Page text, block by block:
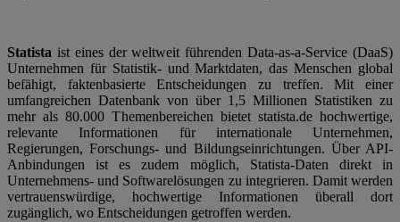
Statista ist eines der weltweit führenden Data-as-a-Service (DaaS)
Unternehmen für Statistik- und Marktdaten, das Menschen global
befähigt, faktenbasierte Entscheidungen zu treffen. Mit einer
umfangreichen Datenbank von über 1,5 Millionen Statistiken zu
mehr als 80.000 Themenbereichen bietet statista.de hochwertige,
relevante Informationen für internationale Unternehmen,
Regierungen, Forschungs- und Bildungseinrichtungen. Über API-
Anbindungen ist es zudem möglich, Statista-Daten direkt in
Unternehmens- und Softwarelösungen zu integrieren. Damit werden
vertrauenswürdige, hochwertige Informationen überall dort
zugänglich, wo Entscheidungen getroffen werden.